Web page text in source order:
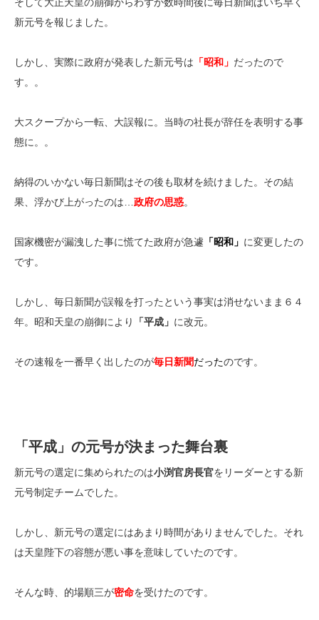
そして大正天皇の崩御からわずか数時間後に毎日新聞はいち早く
新元号を報じました。
しかし、実際に政府が発表した新元号は 「昭和」 だったので
す。。
大スクープから一転、大誤報に。当時の社長が辞任を表明する事
態に。。
納得のいかない毎日新聞はその後も取材を続けました。その結
果、浮かび上がったのは…政府の思惑。
国家機密が漏洩した事に慌てた政府が急遽 「昭和」 に変更したの
です。
しかし、毎日新聞が誤報を打ったという事実は消せないまま６４
年。昭和天皇の崩御により
「平成」 に改元。
その速報を一番早く出したのが毎日新聞だったのです。
「平成」の元号が決まった舞台裏
新元号の選定に集められたのは小渕官房長官をリーダーとする新
元号制定チームでした。
しかし、新元号の選定にはあまり時間がありませんでした。それ
は天皇陛下の容態が悪い事を意味していたのです。
そんな時、的場順三が密命を受けたのです。